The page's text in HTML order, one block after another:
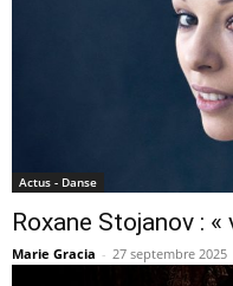
Actus - Danse
Roxane Stojanov :
Marie Gracia - 27 septembre 2025